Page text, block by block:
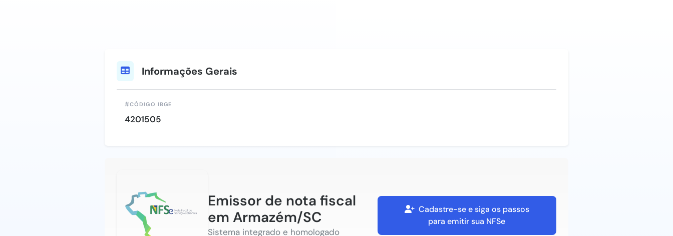
Informações Gerais
CÓDIGO IBGE
4201505
Emissor de nota fiscal
em Armazém/SC
Sistema integrado e homologado
Cadastre-se e siga os passos
para emitir sua NFSe